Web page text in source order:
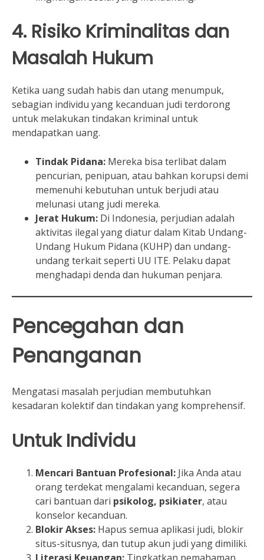
4. Risiko Kriminalitas dan
Masalah Hukum
Ketika uang sudah habis dan utang menumpuk,
sebagian individu yang kecanduan judi terdorong
untuk melakukan tindakan kriminal untuk
mendapatkan uang.
Tindak Pidana: Mereka bisa terlibat dalam
pencurian, penipuan, atau bahkan korupsi demi
memenuhi kebutuhan untuk berjudi atau
melunasi utang judi mereka.
Jerat Hukum: Di Indonesia, perjudian adalah
aktivitas ilegal yang diatur dalam Kitab Undang-
Undang Hukum Pidana (KUHP) dan undang-
undang terkait seperti UU ITE. Pelaku dapat
menghadapi denda dan hukuman penjara.
Pencegahan dan
Penanganan
Mengatasi masalah perjudian membutuhkan
kesadaran kolektif dan tindakan yang komprehensif.
Untuk Individu
Mencari Bantuan Profesional: Jika Anda atau
orang terdekat mengalami kecanduan, segera
cari bantuan dari psikolog, psikiater, atau
konselor kecanduan.
Blokir Akses: Hapus semua aplikasi judi, blokir
situs-situsnya, dan tutup akun judi yang dimiliki.